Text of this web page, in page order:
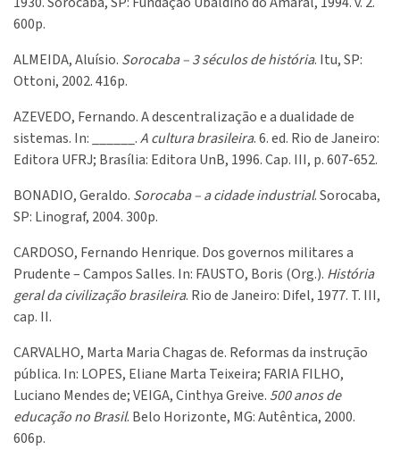
600p.
ALMEIDA, Aluísio. Sorocaba – 3 séculos de história. Itu, SP:
Ottoni, 2002. 416p.
AZEVEDO, Fernando. A descentralização e a dualidade de
sistemas. In: ______.A cultura brasileira. 6. ed. Rio de Janeiro:
Editora UFRJ; Brasília: Editora UnB, 1996. Cap. III, p. 607-652.
BONADIO, Geraldo. Sorocaba – a cidade industrial. Sorocaba,
SP: Linograf, 2004. 300p.
CARDOSO, Fernando Henrique. Dos governos militares a
Prudente – Campos Salles. In: FAUSTO, Boris (Org.). História
geral da civilização brasileira. Rio de Janeiro: Difel, 1977. T. III,
cap. II.
CARVALHO, Marta Maria Chagas de. Reformas da instrução
pública. In: LOPES, Eliane Marta Teixeira; FARIA FILHO,
Luciano Mendes de; VEIGA, Cinthya Greive. 500 anos de
educação no Brasil. Belo Horizonte, MG: Autêntica, 2000.
606p.